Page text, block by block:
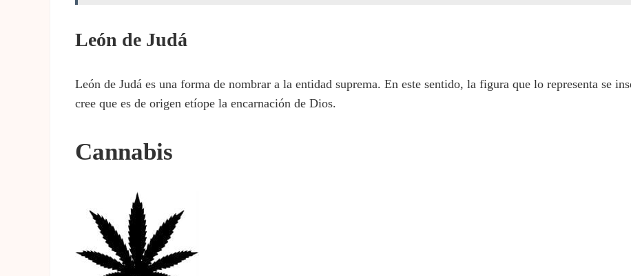
León de Judá
León de Judá es una forma de nombrar a la entidad suprema. En este sentido, la figura que lo representa se
cree que es de origen etíope la encarnación de Dios.
Cannabis